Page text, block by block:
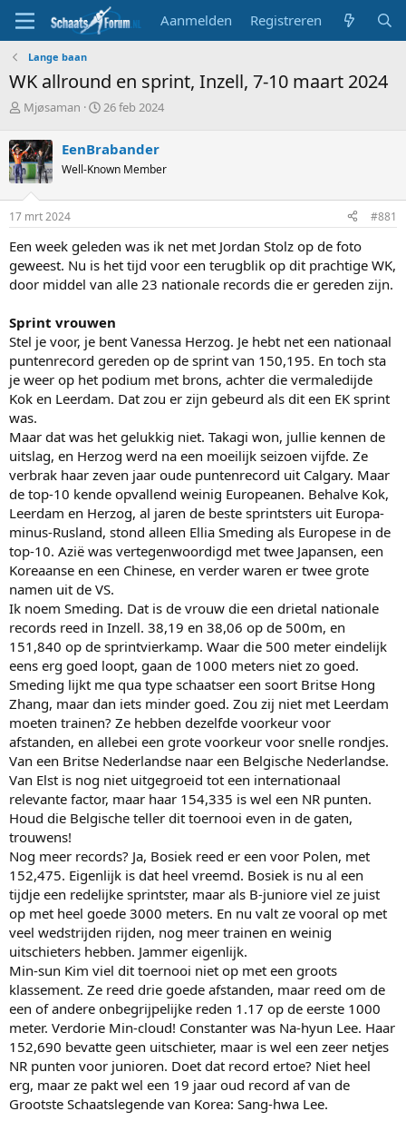
Aanmelden Registreren
Lange baan
WK allround en sprint, Inzell, 7-10 maart 2024
T
p
i
c
s
t
a
t
e
r
Mjøsaman
S
r
t
a
m
26 feb 2024
EenBrabander
Well-Known Member
17 mrt 2024 #881
Een week geleden was ik net met Jordan Stolz op de foto
geweest. Nu is het tijd voor een terugblik op dit prachtige WK,
door middel van alle 23 nationale records die er gereden zijn.
Sprint vrouwen
Stel je voor, je bent Vanessa Herzog. Je hebt net een nationaal
puntenrecord gereden op de sprint van 150,195. En toch sta
je weer op het podium met brons, achter die vermaledijde
Kok en Leerdam. Dat zou er zijn gebeurd als dit een EK sprint
was.
Maar dat was het gelukkig niet. Takagi won, jullie kennen de
uitslag, en Herzog werd na een moeilijk seizoen vijfde. Ze
verbrak haar zeven jaar oude puntenrecord uit Calgary. Maar
de top-10 kende opvallend weinig Europeanen. Behalve Kok,
Leerdam en Herzog, al jaren de beste sprintsters uit Europa-
minus-Rusland, stond alleen Ellia Smeding als Europese in de
top-10. Azië was vertegenwoordigd met twee Japansen, een
Koreaanse en een Chinese, en verder waren er twee grote
namen uit de VS.
Ik noem Smeding. Dat is de vrouw die een drietal nationale
records reed in Inzell. 38,19 en 38,06 op de 500m, en
151,840 op de sprintvierkamp. Waar die 500 meter eindelijk
eens erg goed loopt, gaan de 1000 meters niet zo goed.
Smeding lijkt me qua type schaatser een soort Britse Hong
Zhang, maar dan iets minder goed. Zou zij niet met Leerdam
moeten trainen? Ze hebben dezelfde voorkeur voor
afstanden, en allebei een grote voorkeur voor snelle rondjes.
Van een Britse Nederlandse naar een Belgische Nederlandse.
Van Elst is nog niet uitgegroeid tot een internationaal
relevante factor, maar haar 154,335 is wel een NR punten.
Houd die Belgische teller dit toernooi even in de gaten,
trouwens!
Nog meer records? Ja, Bosiek reed er een voor Polen, met
152,475. Eigenlijk is dat heel vreemd. Bosiek is nu al een
tijdje een redelijke sprintster, maar als B-juniore viel ze juist
op met heel goede 3000 meters. En nu valt ze vooral op met
veel wedstrijden rijden, nog meer trainen en weinig
uitschieters hebben. Jammer eigenlijk.
Min-sun Kim viel dit toernooi niet op met een groots
klassement. Ze reed drie goede afstanden, maar reed om de
een of andere onbegrijpelijke reden 1.17 op de eerste 1000
meter. Verdorie Min-cloud! Constanter was Na-hyun Lee. Haar
152,690 bevatte geen uitschieter, maar is wel een zeer netjes
NR punten voor junioren. Doet dat record ertoe? Niet heel
erg, maar ze pakt wel een 19 jaar oud record af van de
Grootste Schaatslegende van Korea: Sang-hwa Lee.